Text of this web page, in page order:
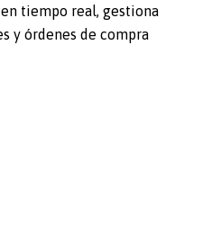
tiempo real, gestiona
y órdenes de compra